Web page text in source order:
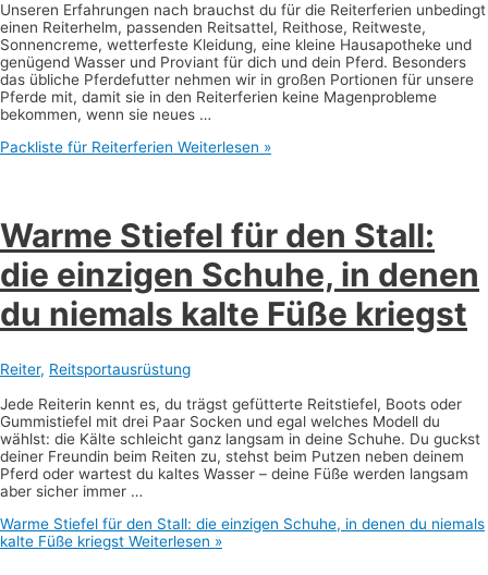
Unseren Erfahrungen nach brauchst du für die Reiterferien unbedingt
einen Reiterhelm, passenden Reitsattel, Reithose, Reitweste,
Sonnencreme, wetterfeste Kleidung, eine kleine Hausapotheke und
genügend Wasser und Proviant für dich und dein Pferd. Besonders
das übliche Pferdefutter nehmen wir in großen Portionen für unsere
Pferde mit, damit sie in den Reiterferien keine Magenprobleme
bekommen, wenn sie neues …
Packliste für Reiterferien Weiterlesen »
Warme Stiefel für den Stall:
die einzigen Schuhe, in denen
du niemals kalte Füße kriegst
Reiter, Reitsportausrüstung
Jede Reiterin kennt es, du trägst gefütterte Reitstiefel, Boots oder
Gummistiefel mit drei Paar Socken und egal welches Modell du
wählst: die Kälte schleicht ganz langsam in deine Schuhe. Du guckst
deiner Freundin beim Reiten zu, stehst beim Putzen neben deinem
Pferd oder wartest du kaltes Wasser – deine Füße werden langsam
aber sicher immer …
Warme Stiefel für den Stall: die einzigen Schuhe, in denen du niemals
kalte Füße kriegst Weiterlesen »